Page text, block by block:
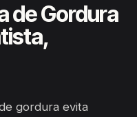
de Gordura
gordura evita